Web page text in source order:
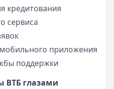
кредитования
сервиса
приложения
поддержки
ВТБ глазами